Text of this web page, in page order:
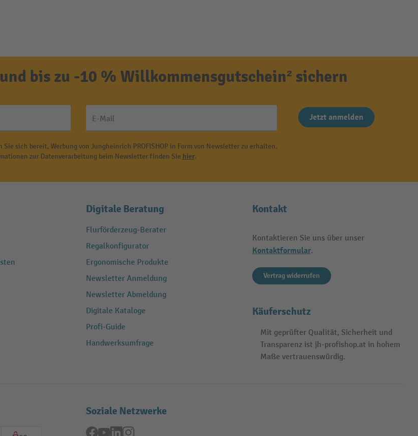
bis zu -10 % Willkommensgutschein² sichern
E-Mail Jetzt anmelden
sich bereit, Werbung von Jungheinrich PROFISHOP in Form von Newsletter zu erhalten.
zur Datenverarbeitung beim Newsletter finden Sie hier.
Digitale Beratung
Flurförderzeug-Berater
Regalkonfigurator
Ergonomische Produkte
Newsletter Anmeldung
Newsletter Abmeldung
Digitale Kataloge
Profi-Guide
Handwerksumfrage
Kontakt
Kontaktieren Sie uns über unser
Kontaktformular.
Vertrag widerrufen
Käuferschutz
Mit geprüfter Qualität, Sicherheit und
Transparenz ist jh-profishop.at in hohem
Maße vertrauenswürdig.
Soziale Netzwerke
Facebook
YouTubeLinkedInInstagram